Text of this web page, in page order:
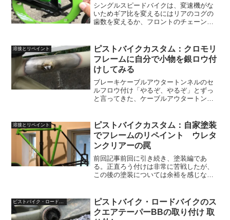
シングルスピードバイクは、変速機がな
いためギア比を変えるにはリアのコグの
歯数を変えるか、フロントのチェーンリ
要な工具と手順を紹介します。ロードバ
イクやマウンテンバイクで...
溶接とリペイント
ピストバイクカスタム：クロモリ
フレームに自分で小物を銀ロウ付
けしてみる
ブレーキケーブルアウタートンネルのセ
ルフロウ付け「やるぞ、やるぞ」とずっ
と言ってきた、ケーブルアウタートンネ
記記事をご覧あれ。塗装を剥離連休中の
昼下がり、作業が開始され...
溶接とリペイント
ピストバイクカスタム：自家塗装
でフレームのリペイント ウレタ
ンクリアーの罠
前回記事前回に引き続き、塗装編であ
る。正直ろう付けは非常に苦戦したが、
この後の塗装については余裕を感じなが
結構凝っており、スプレー塗装はお手の
物であったからである。結婚...
ピストバイク・ロードバイクのス
クエアテーパーBBの取り付け 取